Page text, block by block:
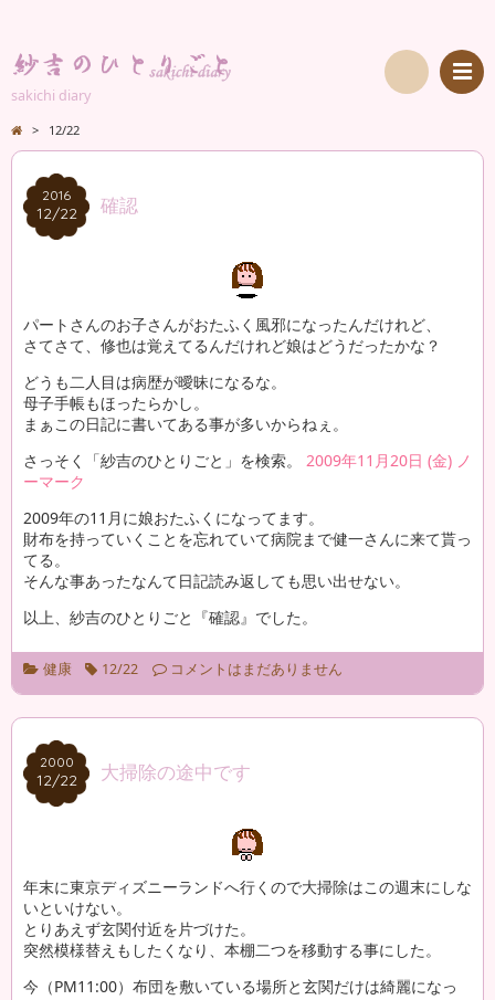
sakichi diary
索
> 12/22
2016
12/22
2016
12/22 確認
パートさんのお子さんがおたふく風邪になったんだけれど、
さてさて、修也は覚えてるんだけれど娘はどうだったかな？
どうも二人目は病歴が曖昧になるな。
母子手帳もほったらかし。
まぁこの日記に書いてある事が多いからねぇ。
さっそく「紗吉のひとりごと」を検索。 2009年11月20日 (金) ノ
ーマーク
2009年の11月に娘おたふくになってます。
財布を持っていくことを忘れていて病院まで健一さんに来て貰っ
てる。
そんな事あったなんて日記読み返しても思い出せない。
以上、紗吉のひとりごと『確認』でした。
健康 12/22 コメントはまだありません
2000
12/22
2000
12/22 大掃除の途中です
年末に東京ディズニーランドへ行くので大掃除はこの週末にしな
いといけない。
とりあえず玄関付近を片づけた。
突然模様替えもしたくなり、本棚二つを移動する事にした。
今（PM11:00）布団を敷いている場所と玄関だけは綺麗になっ